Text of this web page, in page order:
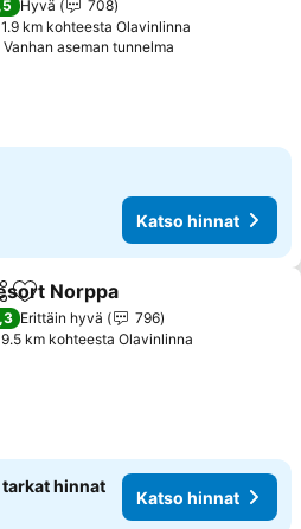
Hyvä
708
1.9 km kohteesta Olavinlinna
Vanhan aseman tunnelma
Katso hinnat
Lisää suosikkeihin
Norppa
Erittäin hyvä
796
9.5 km kohteesta Olavinlinna
hinnat
Katso hinnat